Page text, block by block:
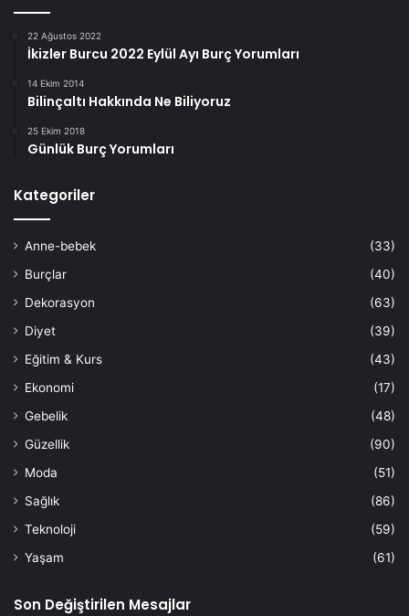
22 Ağustos 2022
İkizler Burcu 2022 Eylül Ayı Burç Yorumları
14 Ekim 2014
Bilinçaltı Hakkında Ne Biliyoruz
25 Ekim 2018
Günlük Burç Yorumları
Kategoriler
Anne-bebek
(33)
Burçlar
(40)
Dekorasyon
(63)
Diyet
(39)
Eğitim & Kurs
(43)
Ekonomi
(17)
Gebelik
(48)
Güzellik
(90)
Moda
(51)
Sağlık
(86)
Teknoloji
(59)
Yaşam
(61)
Son Değiştirilen Mesajlar